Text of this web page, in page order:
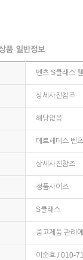
벤츠 S클래스
상세사진참조
해당없음
메르세데스 벤츠
상세사진참조
정품사이즈
S클래스
중고제품 관례
이순호 / 010-